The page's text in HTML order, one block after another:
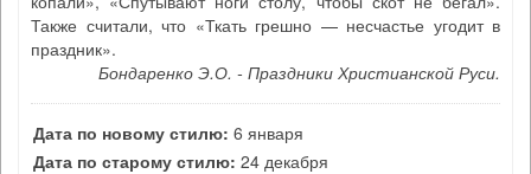
Также считали, что «Ткать грешно — несчастье угодит в
праздник».
Бондаренко Э.О. - Праздники Христианской Руси.
Дата по новому стилю: 6 января
Дата по старому стилю: 24 декабря